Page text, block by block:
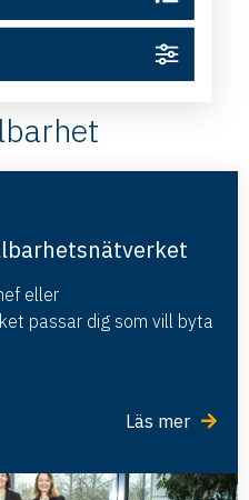
eller
passar dig som vill byta
Läs mer